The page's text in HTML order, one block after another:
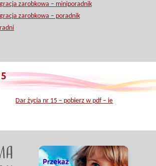
zarobkowa – miniporadnik
zarobkowa – poradnik
Dar życia nr 15 – pobierz w pdf – ie